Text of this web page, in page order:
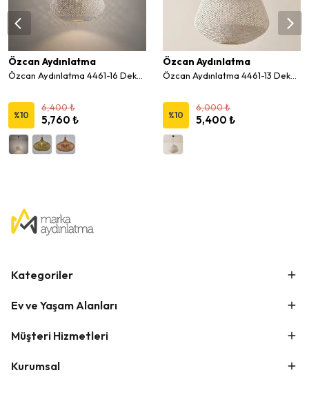
Özcan Aydınlatma
%10
6,400 ₺
5,760 ₺
Özcan Aydınlatma
%10
6,000 ₺
5,400 ₺
Kategoriler
Ev ve Yaşam Alanları
Müşteri Hizmetleri
Kurumsal